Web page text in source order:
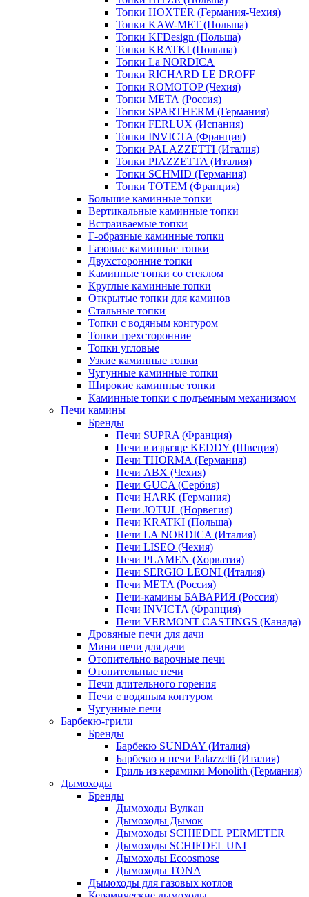
Топки HOXTER (Германия-Чехия)
Топки KAW-MET (Польша)
Топки KFDesign (Польша)
Топки KRATKI (Польша)
Топки La NORDICA
Топки RICHARD LE DROFF
Топки ROMOTOP (Чехия)
Топки МЕТА (Россия)
Топки SPARTHERM (Германия)
Топки FERLUX (Испания)
Топки INVICTA (Франция)
Топки PALAZZETTI (Италия)
Топки PIAZZETTA (Италия)
Топки SCHMID (Германия)
Топки TOTEM (Франция)
Большие каминные топки
Вертикальные каминные топки
Встраиваемые топки
Г-образные каминные топки
Газовые каминные топки
Двухсторонние топки
Каминные топки со стеклом
Круглые каминные топки
Открытые топки для каминов
Стальные топки
Топки с водяным контуром
Топки трехсторонние
Топки угловые
Узкие каминные топки
Чугунные каминные топки
Широкие каминные топки
Каминные топки с подъемным механизмом
Печи камины
Бренды
Печи SUPRA (Франция)
Печи в изразце KEDDY (Швеция)
Печи THORMA (Германия)
Печи ABX (Чехия)
Печи GUCA (Сербия)
Печи HARK (Германия)
Печи JOTUL (Норвегия)
Печи KRATKI (Польша)
Печи LA NORDICA (Италия)
Печи LISEO (Чехия)
Печи PLAMEN (Хорватия)
Печи SERGIO LEONI (Италия)
Печи META (Россия)
Печи-камины БАВАРИЯ (Россия)
Печи INVICTA (Франция)
Печи VERMONT CASTINGS (Канада)
Дровяные печи для дачи
Мини печи для дачи
Отопительно варочные печи
Отопительные печи
Печи длительного горения
Печи с водяным контуром
Чугунные печи
Барбекю-грили
Бренды
Барбекю SUNDAY (Италия)
Барбекю и печи Palazzetti (Италия)
Гриль из керамики Monolith (Германия)
Дымоходы
Бренды
Дымоходы Вулкан
Дымоходы Дымок
Дымоходы SCHIEDEL PERMETER
Дымоходы SCHIEDEL UNI
Дымоходы Ecoosmose
Дымоходы TONA
Дымоходы для газовых котлов